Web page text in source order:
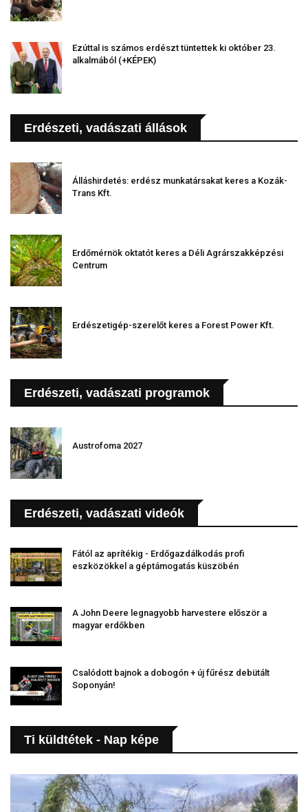
Ezúttal is számos erdészt tüntettek ki október 23.
alkalmából (+KÉPEK)
Erdészeti, vadászati állások
Álláshirdetés: erdész munkatársakat keres a Kozák-
Trans Kft.
Erdőmérnök oktatót keres a Déli Agrárszakképzési
Centrum
Erdészetigép-szerelőt keres a Forest Power Kft.
Erdészeti, vadászati programok
Austrofoma 2027
Erdészeti, vadászati videók
Fától az aprítékig - Erdőgazdálkodás profi
eszközökkel a géptámogatás küszöbén
A John Deere legnagyobb harvestere először a
magyar erdőkben
Csalódott bajnok a dobogón + új fűrész debütált
Soponyán!
Ti küldtétek - Nap képe